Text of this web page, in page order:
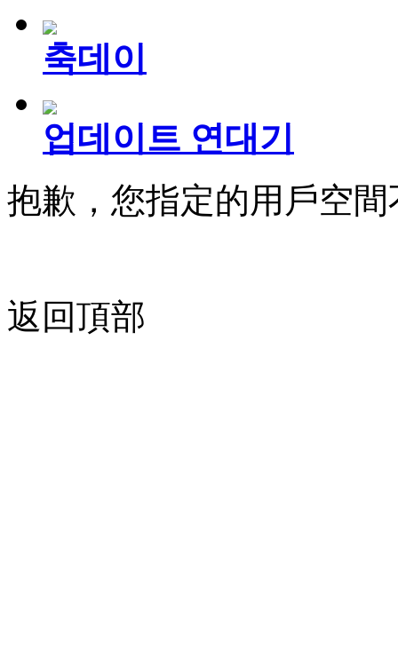
축데이
업데이트 연대기
抱歉，您指定的用戶空間
返回頂部